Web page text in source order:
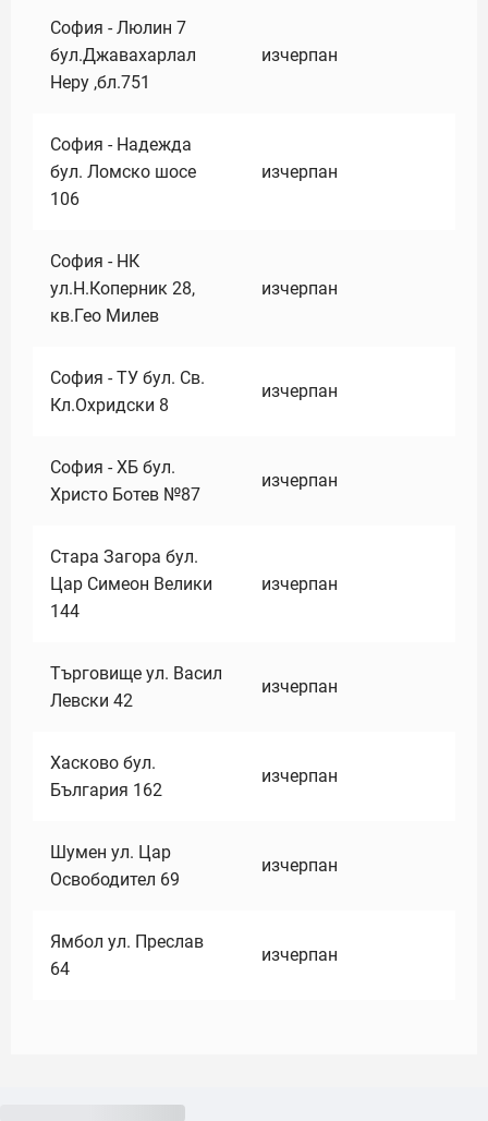
София - Люлин 7
бул.Джавахарлал
Неру ,бл.751
изчерпан
София - Надежда
бул. Ломско шосе
106
изчерпан
София - НК
ул.Н.Коперник 28,
кв.Гео Милев
изчерпан
София - ТУ бул. Св.
Кл.Охридски 8
изчерпан
София - ХБ бул.
Христо Ботев №87
изчерпан
Стара Загора бул.
Цар Симеон Велики
144
изчерпан
Търговище ул. Васил
Левски 42
изчерпан
Хасково бул.
България 162
изчерпан
Шумен ул. Цар
Освободител 69
изчерпан
Ямбол ул. Преслав
64
изчерпан